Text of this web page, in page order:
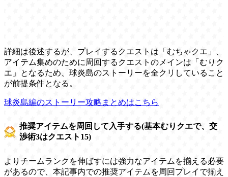
詳細は後述するが、プレイするクエストは「むちゃクエ」、
アイテム集めのために周回するクエストのメインは「むりク
エ」となるため、球炎島のストーリーを全クリしていること
が前提条件となる。
球炎島編のストーリー攻略まとめはこちら
推奨アイテムを周回して入手する(基本むりクエで、交
渉術3はクエスト15)
よりチームランクを伸ばすには強力なアイテムを揃える必要
があるので、本記事内での推奨アイテムを周回プレイで揃え